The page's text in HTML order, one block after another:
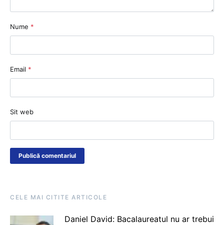
Nume *
Email *
Sit web
CELE MAI CITITE ARTICOLE
Daniel David: Bacalaureatul nu ar trebui